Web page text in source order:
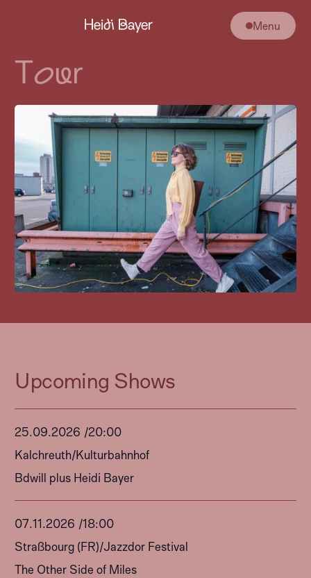
Menu
Tour
Upcoming Shows
25 09 2026 /20:00
Kalchreuth/Kulturbahnhof
Bdwill plus Heidi Bayer
07.11.2026 /18:00
Straßbourg (FR)/Jazzdor Festival
The Other Side of Miles
Other
Side
of